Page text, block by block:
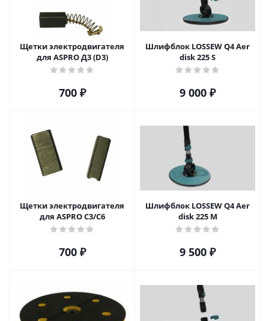
Щетки электродвигателя
для ASPRO Д3 (D3)
700₽
Шлифблок LOSSEW Q4 Aer
disk 225 S
9 000 ₽
Щетки электродвигателя
для ASPRO C3/C6
700₽
Шлифблок LOSSEW Q4 Aer
disk 225 М
9 500 ₽